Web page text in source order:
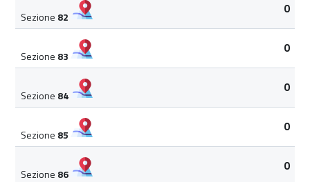
Sezione 82
0
Sezione 83
0
Sezione 84
0
Sezione 85
0
Sezione 86
0